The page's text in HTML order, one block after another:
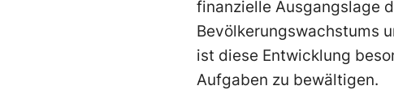
finanzielle Ausgangslage
Bevölkerungswachstums
ist diese Entwicklung
Aufgaben zu bewältigen.